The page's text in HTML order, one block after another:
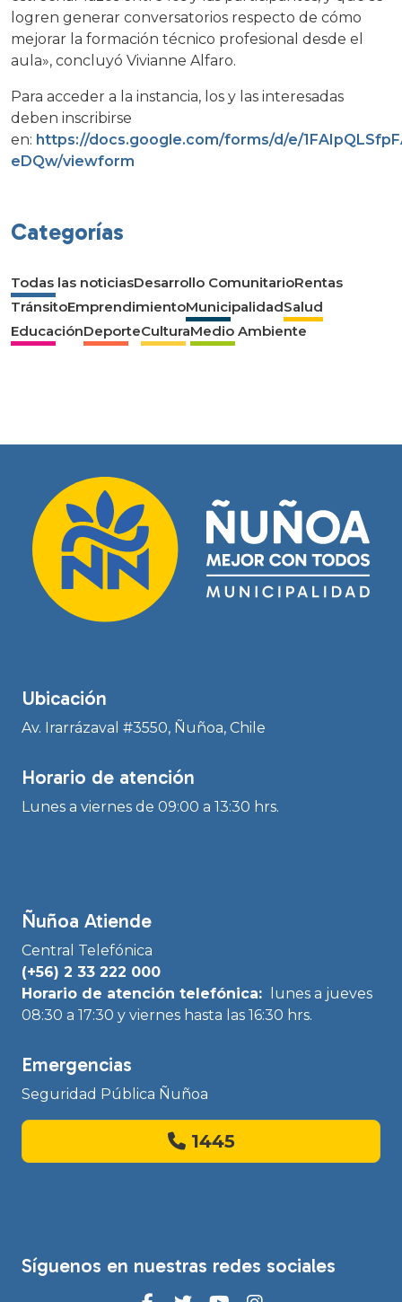
logren generar conversatorios respecto de cómo
mejorar la formación técnico profesional desde el
aula», concluyó Vivianne Alfaro.
Para acceder a la instancia, los y las interesadas
deben inscribirse
en: https://docs.google.com/forms/d/e/
eDQw/viewform
Categorías
Todas las noticiasDesarrollo ComunitarioRentas
TránsitoEmprendimientoMunicipalidadSalud
EducaciónDeporteCulturaMedio Ambiente
Ubicación
Av. Irarrázaval #3550, Ñuñoa, Chile
Horario de atención
Lunes a viernes de 09:00 a 13:30 hrs.
Ñuñoa Atiende
Central Telefónica
(+56) 2 33 222 000
Horario de atención telefónica:
lunes a jueves
08:30 a 17:30 y viernes hasta las 16:30 hrs.
Emergencias
Seguridad Pública Ñuñoa
1445
Síguenos en nuestras redes sociales